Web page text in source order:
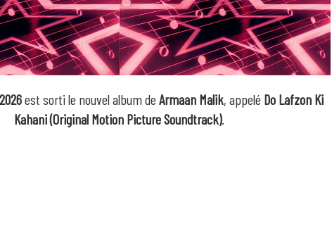
est sorti le nouvel album de Armaan Malik, appelé Do Lafzon Ki
Kahani (Original Motion Picture Soundtrack).